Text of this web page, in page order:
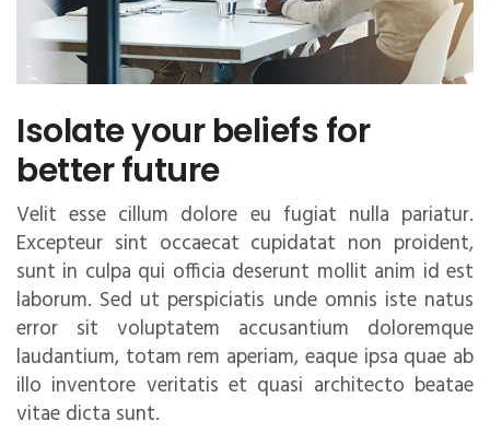
Isolate your beliefs for
better future
Velit esse cillum dolore eu fugiat nulla pariatur.
Excepteur sint occaecat cupidatat non proident,
sunt in culpa qui officia deserunt mollit anim id est
laborum. Sed ut perspiciatis unde omnis iste natus
error sit voluptatem accusantium doloremque
laudantium, totam rem aperiam, eaque ipsa quae ab
illo inventore veritatis et quasi architecto beatae
vitae dicta sunt.